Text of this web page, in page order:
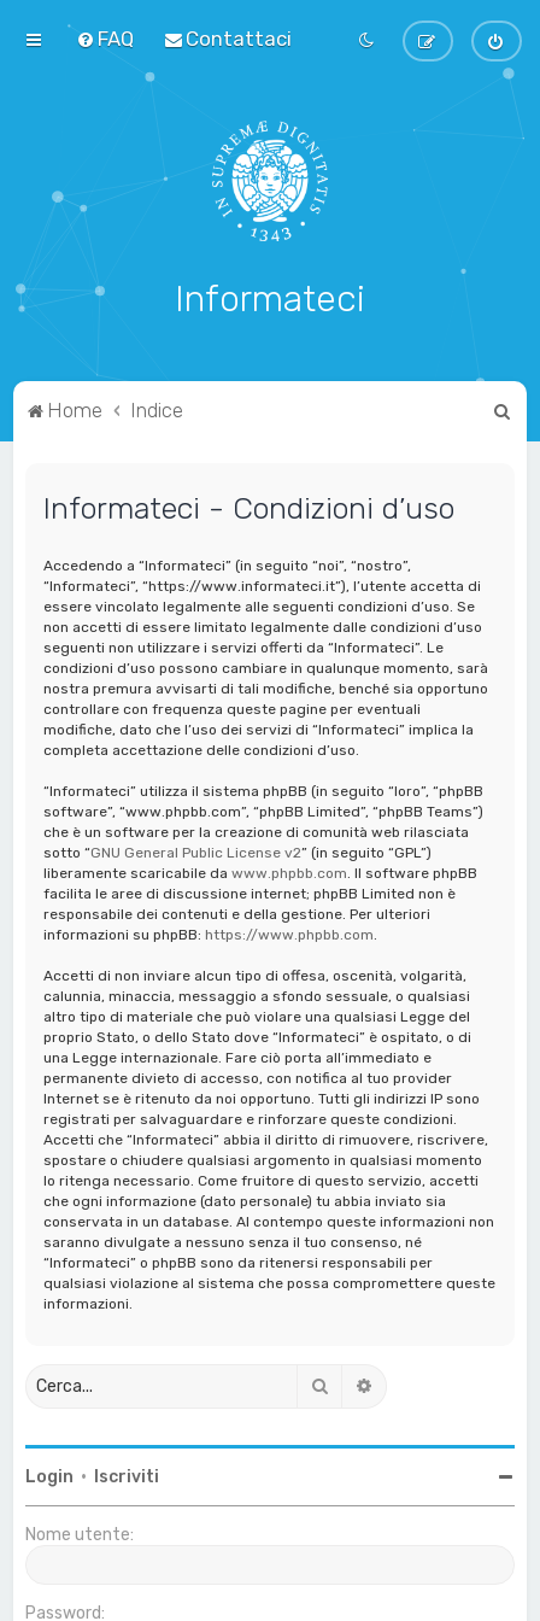
FAQ Contattaci
Informateci
Home Indice
Informateci - Condizioni d’uso
Accedendo a “Informateci” (in seguito “noi”, “nostro”,
“Informateci”, “https://www.informateci.it”), l’utente accetta di
essere vincolato legalmente alle seguenti condizioni d’uso. Se
non accetti di essere limitato legalmente dalle condizioni d’uso
seguenti non utilizzare i servizi offerti da “Informateci”. Le
condizioni d’uso possono cambiare in qualunque momento, sarà
nostra premura avvisarti di tali modifiche, benché sia opportuno
controllare con frequenza queste pagine per eventuali
modifiche, dato che l’uso dei servizi di “Informateci” implica la
completa accettazione delle condizioni d’uso.
“Informateci” utilizza il sistema phpBB (in seguito “loro”, “phpBB
software”, “www.phpbb.com”, “phpBB Limited”, “phpBB Teams”)
che è un software per la creazione di comunità web rilasciata
sotto “GNU General Public License v2” (in seguito “GPL”)
liberamente scaricabile dawww.phpbb.com . Il software phpBB
facilita le aree di discussione internet; phpBB Limited non è
responsabile dei contenuti e della gestione. Per ulteriori
informazioni su phpBB: https://www.phpbb.com
Accetti di non inviare alcun tipo di offesa, oscenità, volgarità,
calunnia, minaccia, messaggio a sfondo sessuale, o qualsiasi
altro tipo di materiale che può violare una qualsiasi Legge del
proprio Stato, o dello Stato dove “Informateci” è ospitato, o di
una Legge internazionale. Fare ciò porta all’immediato e
permanente divieto di accesso, con notifica al tuo provider
Internet se è ritenuto da noi opportuno. Tutti gli indirizzi IP sono
registrati per salvaguardare e rinforzare queste condizioni.
Accetti che “Informateci” abbia il diritto di rimuovere, riscrivere,
spostare o chiudere qualsiasi argomento in qualsiasi momento
lo ritenga necessario. Come fruitore di questo servizio, accetti
che ogni informazione (dato personale) tu abbia inviato sia
conservata in un database. Al contempo queste informazioni non
saranno divulgate a nessuno senza il tuo consenso, né
“Informateci” o phpBB sono da ritenersi responsabili per
qualsiasi violazione al sistema che possa compromettere queste
informazioni.
Cerca
Login • Iscriviti
Nome utente:
Password: